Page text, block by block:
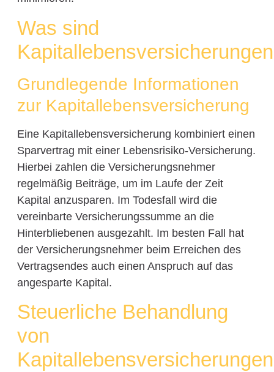
Was sind
Grundlegende Informationen
zur Kapitallebensversicherung
Eine Kapitallebensversicherung kombiniert einen
Sparvertrag mit einer Lebensrisiko-Versicherung.
Hierbei zahlen die Versicherungsnehmer
regelmäßig Beiträge, um im Laufe der Zeit
Kapital anzusparen. Im Todesfall wird die
vereinbarte Versicherungssumme an die
Hinterbliebenen ausgezahlt. Im besten Fall hat
der Versicherungsnehmer beim Erreichen des
Vertragsendes auch einen Anspruch auf das
angesparte Kapital.
Steuerliche Behandlung
von
Kapitallebensversicherungen